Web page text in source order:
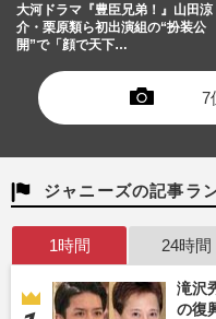
大河ドラマ『豊臣兄弟！』山田涼
介・栗原類ら初出演組の“扮装公
開”で「顔で天下…
7
ジャニーズの記事ラ
1時間 24時間
滝沢
の復